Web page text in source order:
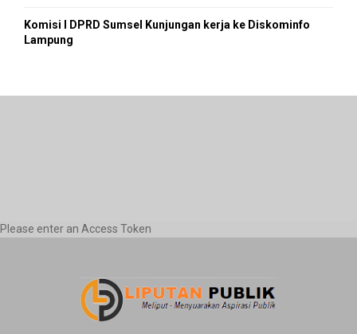
Komisi I DPRD Sumsel Kunjungan kerja ke Diskominfo
Lampung
Please enter an Access Token